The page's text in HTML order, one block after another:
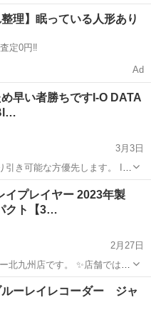
！マイカー通勤OK！無料駐
》 人気の工場のお
整理】眠っている人形あり
定0円‼️
Ad
早い者勝ちですI-O DATA
3月3日
可能な方優先します。 I-O
BRD-UH8LEです。 今お使い
できます。 BD再生・...
ーヤー、レコーダー
イヤー 2023年製
クト【3…
2月27日
です。 ✨️店舗では、
引をしている商品もございま
、是非ご来店いただくかお問
レーヤー、レコーダー
ーレイレコーダー ジャ